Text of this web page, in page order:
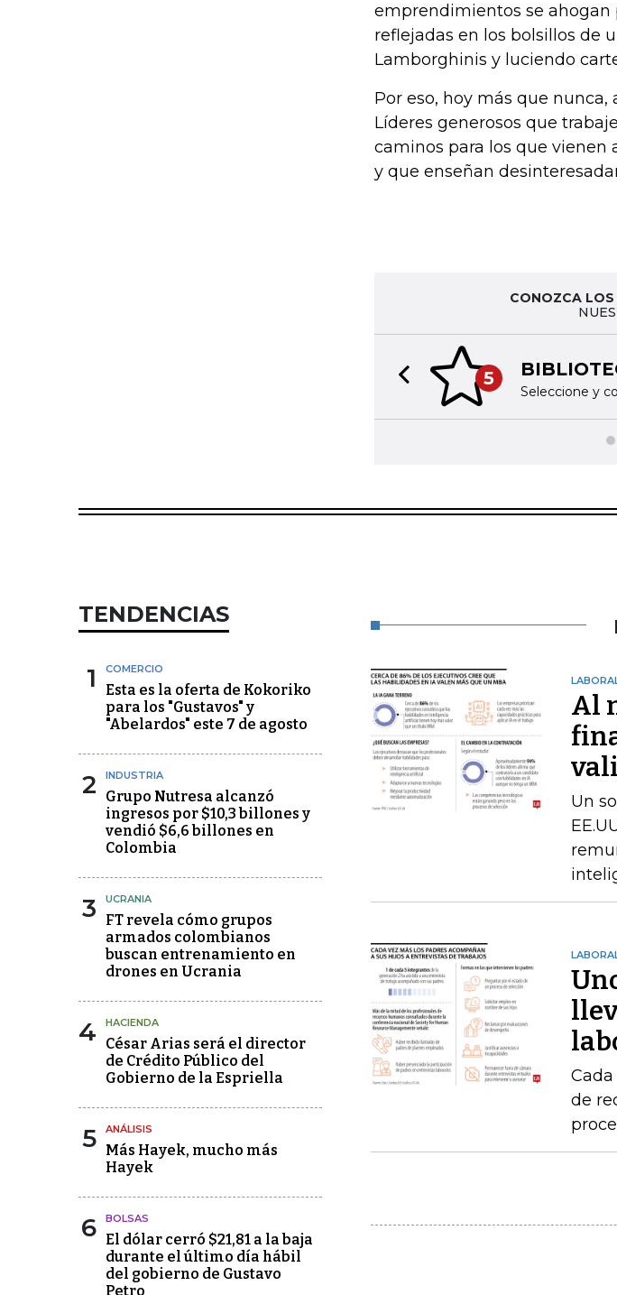
emprendimientos se ahogan
reflejadas en los bolsillos de
Lamborghinis y luciendo
Por eso, hoy más que nunca,
Líderes generosos que
caminos para los que vienen
y que enseñan
CONOZCA LOS
5
Seleccione y
Previous slide
TENDENCIAS
1 COMERCIO
Esta es la oferta de Kokoriko
para los "Gustavos" y
"Abelardos" este 7 de agosto
2 INDUSTRIA
Grupo Nutresa alcanzó
ingresos por $10,3 billones y
vendió $6,6 billones en
Colombia
3 UCRANIA
FT revela cómo grupos
armados colombianos
buscan entrenamiento en
drones en Ucrania
4 HACIENDA
César Arias será el director
de Crédito Público del
Gobierno de la Espriella
5 ANÁLISIS
Más Hayek, mucho más
Hayek
6 BOLSAS
El dólar cerró $21,81 a la baja
durante el último día hábil
del gobierno de Gustavo
Petro
Al
Un
de